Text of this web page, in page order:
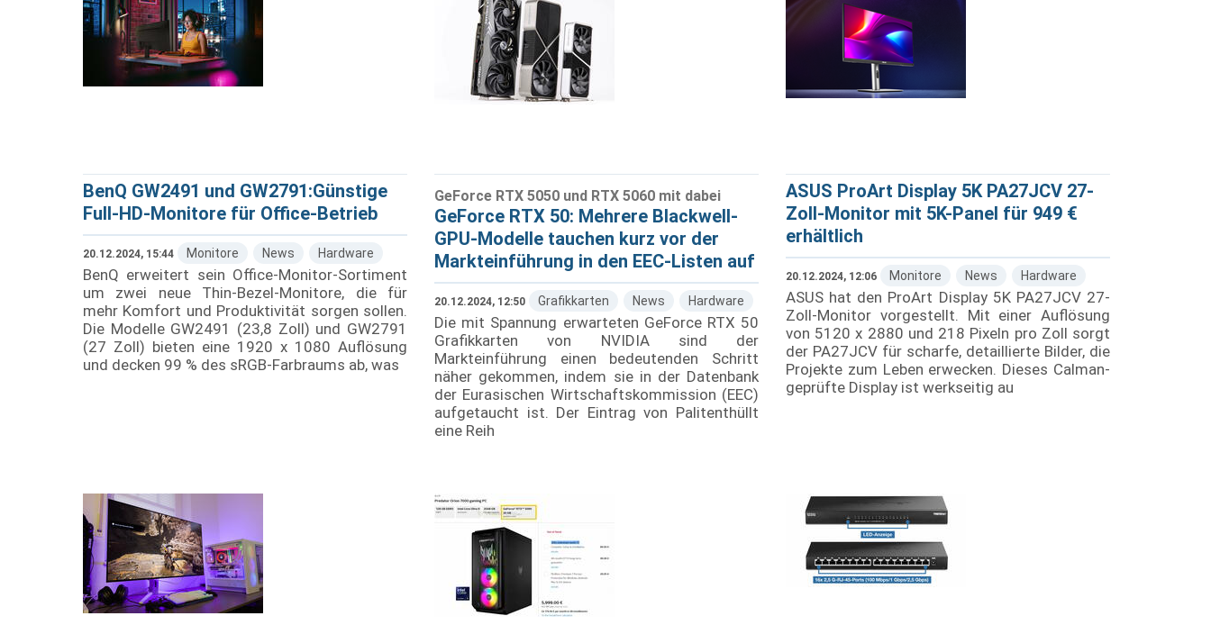
BenQ GW2491 und GW2791:Günstige
Full-HD-Monitore für Office-Betrieb
20.12.2024, 15:44 Monitore News Hardware
BenQ erweitert sein Office-Monitor-Sortiment
um zwei neue Thin-Bezel-Monitore, die für
mehr Komfort und Produktivität sorgen sollen.
Die Modelle GW2491 (23,8 Zoll) und GW2791
(27 Zoll) bieten eine 1920 x 1080 Auflösung
und decken 99 % des sRGB-Farbraums ab, was
GeForce RTX 5050 und RTX 5060 mit dabei
GeForce RTX 50: Mehrere Blackwell-
GPU-Modelle tauchen kurz vor der
Markteinführung in den EEC-Listen auf
20.12.2024, 12:50 Grafikkarten News Hardware
Die mit Spannung erwarteten GeForce RTX 50
Grafikkarten von NVIDIA sind der
Markteinführung einen bedeutenden Schritt
näher gekommen, indem sie in der Datenbank
der Eurasischen Wirtschaftskommission (EEC)
aufgetaucht ist. Der Eintrag von Palitenthüllt
eine Reih
ASUS ProArt Display 5K PA27JCV 27-
Zoll-Monitor mit 5K-Panel für 949 €
erhältlich
20.12.2024, 12:06 Monitore News Hardware
ASUS hat den ProArt Display 5K PA27JCV 27-
Zoll-Monitor vorgestellt. Mit einer Auflösung
von 5120 x 2880 und 218 Pixeln pro Zoll sorgt
der PA27JCV für scharfe, detaillierte Bilder, die
Projekte zum Leben erwecken. Dieses Calman-
geprüfte Display ist werkseitig au